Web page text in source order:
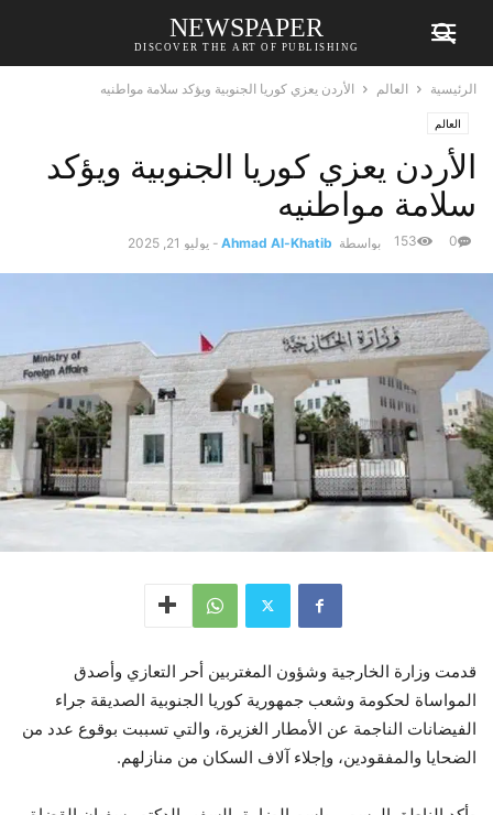
NEWSPAPER
DISCOVER THE ART OF PUBLISHING
الرئيسية العالم الأردن يعزي كوريا الجنوبية ويؤكد سلامة مواطنيه
العالم
الأردن يعزي كوريا الجنوبية ويؤكد
سلامة مواطنيه
بواسطة Ahmad Al-Khatib
- يوليو 21, 2025 0
153
قدمت وزارة الخارجية وشؤون المغتربين أحر التعازي وأصدق
المواساة لحكومة وشعب جمهورية كوريا الجنوبية الصديقة جراء
الفيضانات الناجمة عن الأمطار الغزيرة، والتي تسببت بوقوع عدد من
الضحايا والمفقودين، وإجلاء آلاف السكان من منازلهم.